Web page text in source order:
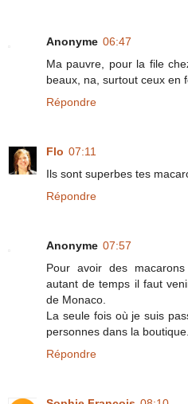
Anonyme 06:47
Ma pauvre, pour la file
beaux, na, surtout ceux en
Répondre
Flo 07:11
Ils sont superbes tes
Répondre
Anonyme 07:57
Pour avoir des
autant de temps il faut
de Monaco.
La seule fois où je suis
personnes dans la
Répondre